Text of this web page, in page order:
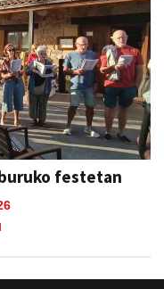
festetan